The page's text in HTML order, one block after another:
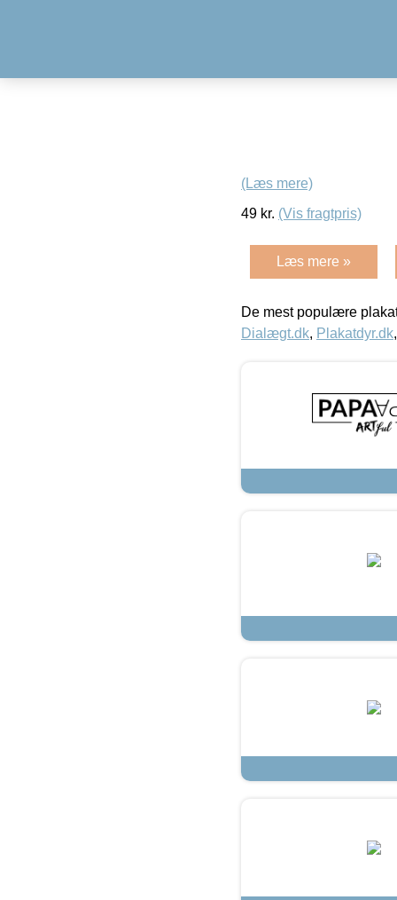
(Læs mere)
49 kr. (Vis fragtpris)
Læs mere »
De mest populære
Dialægt.dk, Plakatdyr.dk